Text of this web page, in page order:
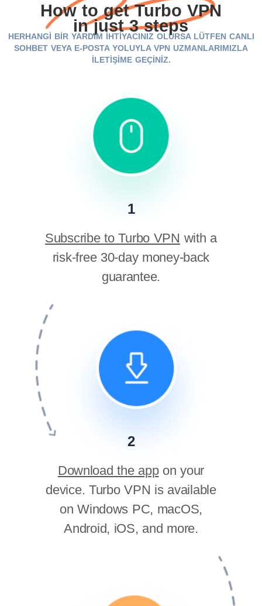
How to get Turbo VPN
in just 3 steps
HERHANGİ BİR YARDIM İHTİYACINIZ OLURSA LÜTFEN CANLI
SOHBET VEYA E-POSTA YOLUYLA VPN UZMANLARIMIZLA
İLETİŞİME GEÇİNİZ.
1
Subscribe to Turbo VPN with a
risk-free 30-day money-back
guarantee.
2
Download the appon your
device. Turbo VPN is available
on Windows PC, macOS,
Android, iOS, and more.